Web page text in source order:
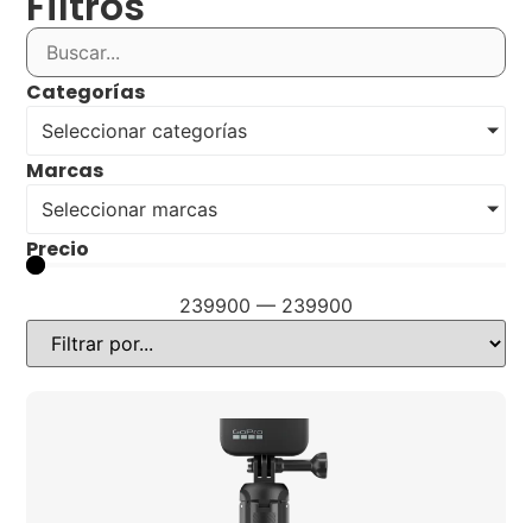
Categorías
Seleccionar categorías
Marcas
Seleccionar marcas
Precio
239900 — 239900